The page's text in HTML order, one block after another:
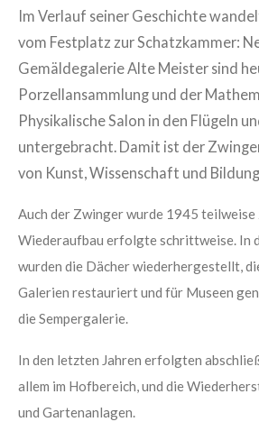
Im Verlauf seiner Geschichte
vom Festplatz zur Schatzkammer:
Gemäldegalerie Alte Meister sind
Porzellansammlung und der
Physikalische Salon in den Flügeln
untergebracht. Damit ist der
von Kunst, Wissenschaft und
Auch der Zwinger wurde 1945
Wiederaufbau erfolgte schrittweise. In
wurden die Dächer wiederhergestellt,
Galerien restauriert und für Museen
die Sempergalerie.
In den letzten Jahren erfolgten
allem im Hofbereich, und die
und Gartenanlagen.